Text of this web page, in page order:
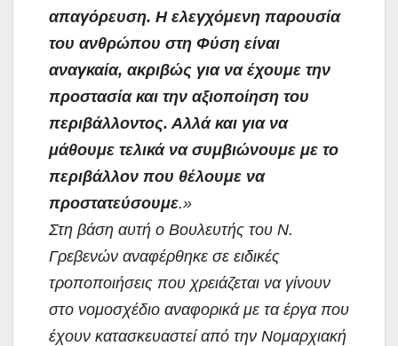
απαγόρευση. Η ελεγχόμενη παρουσία
του ανθρώπου στη Φύση είναι
αναγκαία, ακριβώς για να έχουμε την
προστασία και την αξιοποίηση του
περιβάλλοντος. Αλλά και για να
μάθουμε τελικά να συμβιώνουμε με το
περιβάλλον που θέλουμε να
προστατεύσουμε.»
Στη βάση αυτή ο Βουλευτής του Ν.
Γρεβενών αναφέρθηκε σε ειδικές
τροποποιήσεις που χρειάζεται να γίνουν
στο νομοσχέδιο αναφορικά με τα έργα που
έχουν κατασκευαστεί από την Νομαρχιακή